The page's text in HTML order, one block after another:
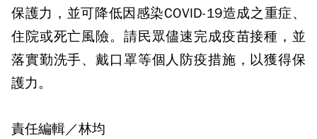
保護力，並可降低因感染COVID-19造成之重症、
住院或死亡風險。請民眾儘速完成疫苗接種，並
落實勤洗手、戴口罩等個人防疫措施，以獲得保
護力。
責任編輯／林均